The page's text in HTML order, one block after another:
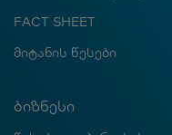
FACT SHEET
მიტანის წესები
ბიზნესი